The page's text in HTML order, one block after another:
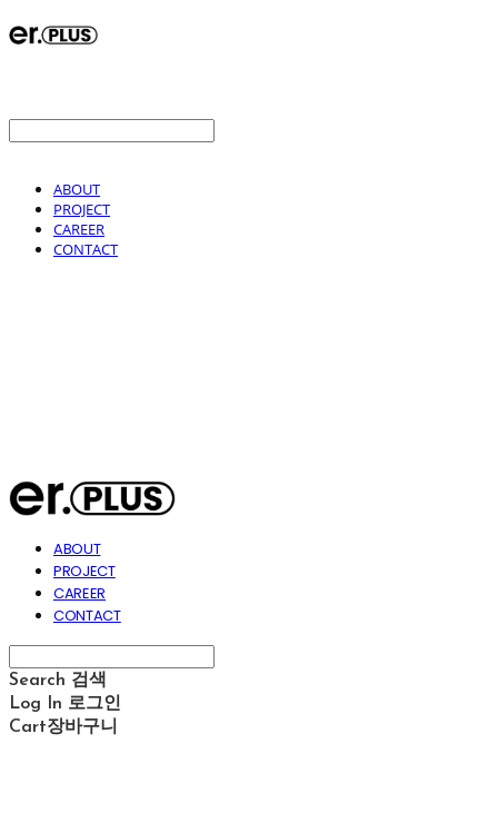
ABOUT
PROJECT
CAREER
CONTACT
ABOUT
PROJECT
CAREER
CONTACT
Search 검색
Log In 로그인
Cart장바구니